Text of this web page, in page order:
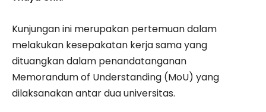
Kunjungan ini merupakan pertemuan dalam
melakukan kesepakatan kerja sama yang
dituangkan dalam penandatanganan
Memorandum of Understanding (MoU) yang
dilaksanakan antar dua universitas.